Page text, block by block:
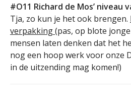
#O11 Richard de Mos’ niveau
Tja, zo kun je het ook brengen.
verpakking(pas, op blote
mensen laten denken dat het
nog een hoop werk voor onze
in de uitzending mag komen!)